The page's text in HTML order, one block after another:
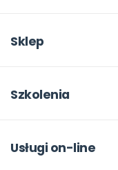
W numerze
Pomoce dydaktyczne
Dla autorów
Sklep
Moje zakupy
Odbiory i kontakt
Szkolenia
Online
Usługi on-line